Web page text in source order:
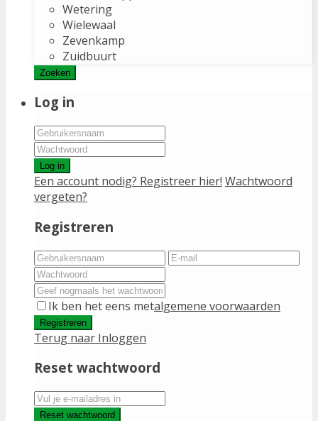
Wetering
Wielewaal
Zevenkamp
Zuidbuurt
Zoeken
Log in
Log in
Een account nodig? Registreer hier! Wachtwoord
vergeten?
Registreren
Ik ben het eens metalgemene voorwaarden
Registreren
Terug naar Inloggen
Reset wachtwoord
Reset wachtwoord